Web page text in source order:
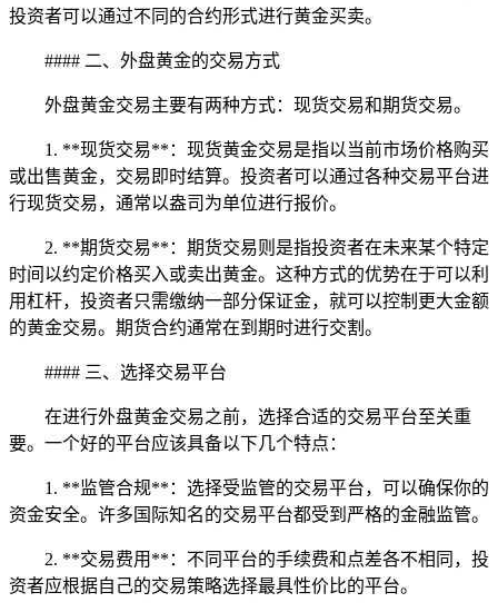
投资者可以通过不同的合约形式进行黄金买卖。
#### 二、外盘黄金的交易方式
外盘黄金交易主要有两种方式：现货交易和期货交易。
1. **现货交易**：现货黄金交易是指以当前市场价格购买
或出售黄金，交易即时结算。投资者可以通过各种交易平台进
行现货交易，通常以盎司为单位进行报价。
2. **期货交易**：期货交易则是指投资者在未来某个特定
时间以约定价格买入或卖出黄金。这种方式的优势在于可以利
用杠杆，投资者只需缴纳一部分保证金，就可以控制更大金额
的黄金交易。期货合约通常在到期时进行交割。
#### 三、选择交易平台
在进行外盘黄金交易之前，选择合适的交易平台至关重
要。一个好的平台应该具备以下几个特点：
1. **监管合规**：选择受监管的交易平台，可以确保你的
资金安全。许多国际知名的交易平台都受到严格的金融监管。
2. **交易费用**：不同平台的手续费和点差各不相同，投
资者应根据自己的交易策略选择最具性价比的平台。